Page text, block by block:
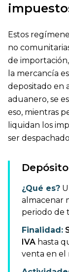
Estos
no
de
la mercancía
depositado en
aduanero, se
eso, mientras
liquidan los
ser
¿Qué es?
almacenar
periodo de
Finalidad:
IVA hasta
venta en el